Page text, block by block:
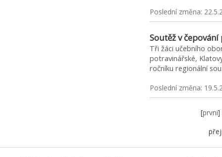
Poslední změna:
Soutěž v čepování
Tři žáci učebního
potravinářské,
ročníku regionální
Poslední změna:
[prvni